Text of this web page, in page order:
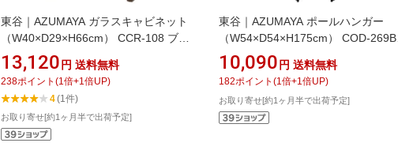
東谷｜AZUMAYA ガラスキャビネット
（W40×D29×H66cm） CCR-108 ブラ
ウン
13,120 円 送料無料
238ポイント (1 倍+1 倍UP)
4(1件)
お取り寄せ[約1ヶ月半で出荷予定]
東谷｜AZUMAYA ポールハンガー
（W54×D54×H175cm） COD-269BK
ブラック
10,090 円 送料無料
182ポイント (1 倍+1 倍UP)
お取り寄せ[約1ヶ月半で出荷予定]